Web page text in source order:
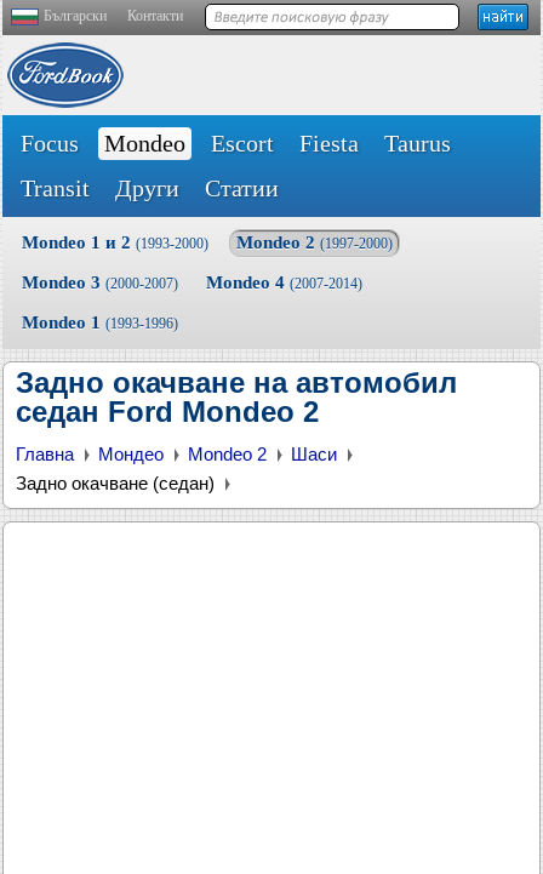
Български Контакти
Focus Mondeo Escort Fiesta
Taurus
Transit
Други Статии
Mondeo 1 и 2 (1993-2000) Mondeo 2 (1997-2000)
Mondeo 3 (2000-2007) Mondeo 4 (2007-2014)
Mondeo 1 (1993-1996)
Задно окачване на автомобил
седан Ford Mondeo 2
Главна Мондео Mondeo 2
Шаси
Задно окачване (седан)